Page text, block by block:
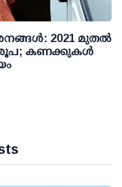
2021 മുതൽ
രൂപ; കണക്കുകൾ